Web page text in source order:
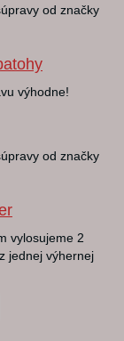
od značky
výhodne!
od značky
vylosujeme 2
jednej výhernej